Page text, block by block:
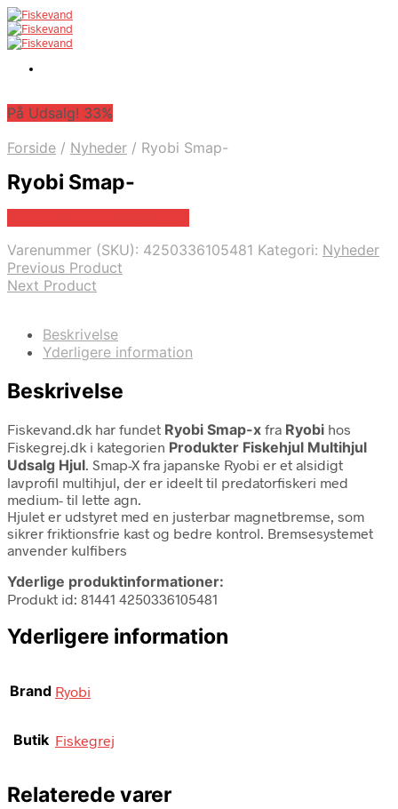
På Udsalg! 33%
Forside / Nyheder / Ryobi Smap-
Ryobi Smap-
Varenummer (SKU): 4250336105481 Kategori: Nyheder
Previous Product
Next Product
Beskrivelse
Yderligere information
Beskrivelse
Fiskevand.dk har fundet Ryobi Smap-x fra Ryobi hos
Fiskegrej.dk i kategorien Produkter Fiskehjul Multihjul
Udsalg Hjul. Smap-X fra japanske Ryobi er et alsidigt
lavprofil multihjul, der er ideelt til predatorfiskeri med
medium- til lette agn.
Hjulet er udstyret med en justerbar magnetbremse, som
sikrer friktionsfrie kast og bedre kontrol. Bremsesystemet
anvender kulfibers
Yderlige produktinformationer:
Produkt id: 81441 4250336105481
Yderligere information
Brand Ryobi
Butik Fiskegrej
Relaterede varer